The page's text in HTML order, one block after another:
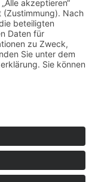
Login